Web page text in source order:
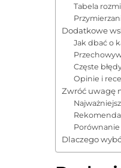
Tabela
Dodatkowe
Jak dbać o
Częste
Opinie i
Zwróć uwagę
Dlaczego